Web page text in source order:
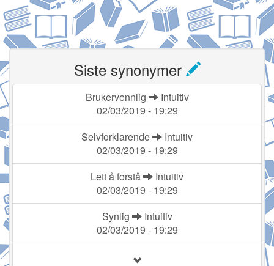
Siste synonymer
Brukervennlig
Intuitiv
02/03/2019 - 19:29
Selvforklarende
Intuitiv
02/03/2019 - 19:29
Lett å forstå
Intuitiv
02/03/2019 - 19:29
Synlig
Intuitiv
02/03/2019 - 19:29